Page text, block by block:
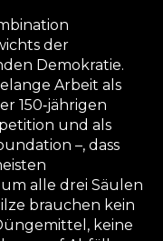
der
Demokratie.
Arbeit als
150‑jährigen
und als
–, dass
alle drei Säulen
brauchen kein
keine